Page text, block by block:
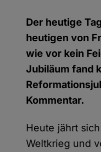
Der heutige
heutigen von
wie vor kein
Jubiläum fand
Kommentar.
Heute jährt
Weltkrieg und